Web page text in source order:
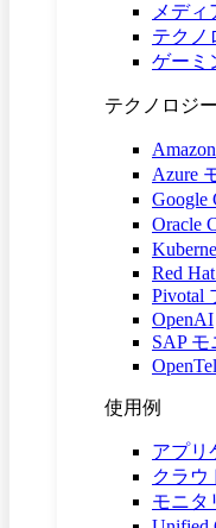
メディ
テクノ
ゲーミ
テクノロジー
Azure
Google
Oracle
Red
Pivotal
OpenAI
SAP
使用例
アプリ
クラウ
モニタ